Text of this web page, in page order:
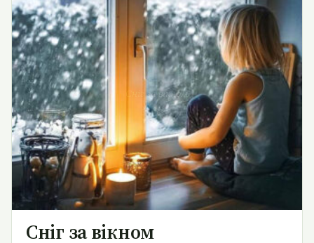
Сніг за вікном
Сніг за вікном